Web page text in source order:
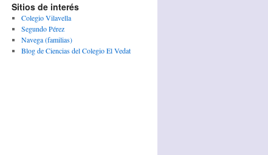
Sitios de interés
Colegio Vilavella
Segundo Pérez
Navega (familias)
Blog de Ciencias del Colegio El Vedat